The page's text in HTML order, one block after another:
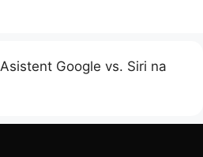
Asistent Google vs. Siri na